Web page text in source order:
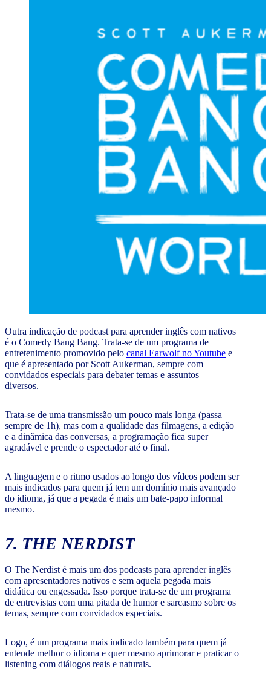
Outra indicação de podcast para aprender inglês com nativos
é o Comedy Bang Bang. Trata-se de um programa de
entretenimento promovido pelo canal Earwolf no Youtube e
que é apresentado por Scott Aukerman, sempre com
convidados especiais para debater temas e assuntos
diversos.
Trata-se de uma transmissão um pouco mais longa (passa
sempre de 1h), mas com a qualidade das filmagens, a edição
e a dinâmica das conversas, a programação fica super
agradável e prende o espectador até o final.
A linguagem e o ritmo usados ao longo dos vídeos podem ser
mais indicados para quem já tem um domínio mais avançado
do idioma, já que a pegada é mais um bate-papo informal
mesmo.
7. THE NERDIST
O The Nerdist é mais um dos podcasts para aprender inglês
com apresentadores nativos e sem aquela pegada mais
didática ou engessada. Isso porque trata-se de um programa
de entrevistas com uma pitada de humor e sarcasmo sobre os
temas, sempre com convidados especiais.
Logo, é um programa mais indicado também para quem já
entende melhor o idioma e quer mesmo aprimorar e praticar o
listening com diálogos reais e naturais.